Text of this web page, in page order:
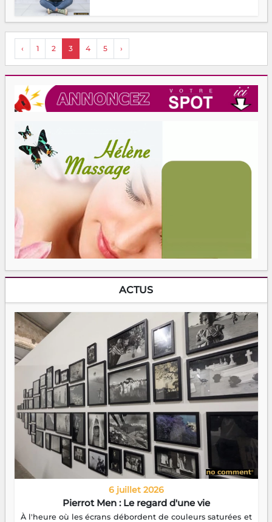
‹ 1 2 3 4 5 ›
ACTUS
6 juillet 2026
Pierrot Men : Le regard d'une vie
À l'heure où les écrans débordent de couleurs saturées et